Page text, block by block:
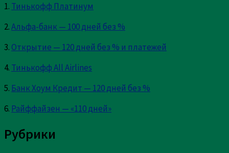
браузере для последующих моих комментариев.
Current ye@r*
1. Тинькофф Платинум
2.Альфа-банк — 100 дней без %
3. Открытие — 120 дней без % и платежей
4. Тинькофф All Airlines
5. Банк Хоум Кредит — 120 дней без %
6. Райффайзен — «110 дней»
Рубрики